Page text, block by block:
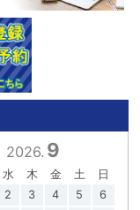
2026. 9
水 木 金 土
日
2 3 4 5
6